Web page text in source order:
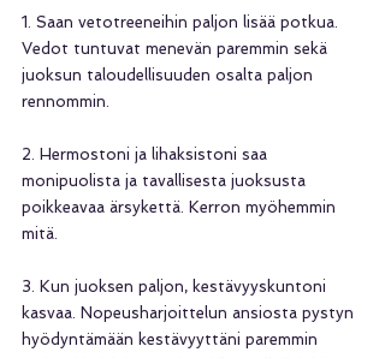
1. Saan vetotreeneihin paljon lisää potkua.
Vedot tuntuvat menevän paremmin sekä
juoksun taloudellisuuden osalta paljon
rennommin.
2. Hermostoni ja lihaksistoni saa
monipuolista ja tavallisesta juoksusta
poikkeavaa ärsykettä. Kerron myöhemmin
mitä.
3. Kun juoksen paljon, kestävyyskuntoni
kasvaa. Nopeusharjoittelun ansiosta pystyn
hyödyntämään kestävyyttäni paremmin